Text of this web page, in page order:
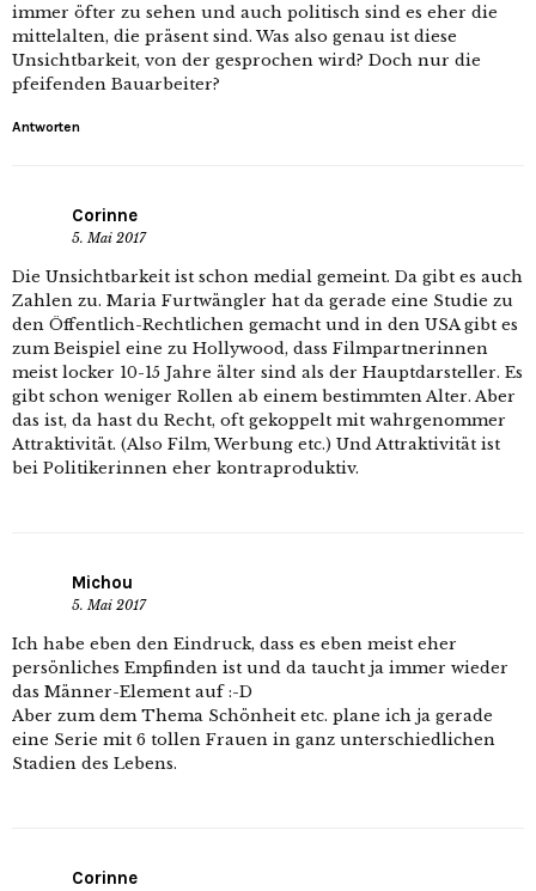
immer öfter zu sehen und auch politisch sind es eher die
mittelalten, die präsent sind. Was also genau ist diese
Unsichtbarkeit, von der gesprochen wird? Doch nur die
pfeifenden Bauarbeiter?
Antworten
Corinne
5. Mai 2017
Die Unsichtbarkeit ist schon medial gemeint. Da gibt es auch
Zahlen zu. Maria Furtwängler hat da gerade eine Studie zu
den Öffentlich-Rechtlichen gemacht und in den USA gibt es
zum Beispiel eine zu Hollywood, dass Filmpartnerinnen
meist locker 10-15 Jahre älter sind als der Hauptdarsteller. Es
gibt schon weniger Rollen ab einem bestimmten Alter. Aber
das ist, da hast du Recht, oft gekoppelt mit wahrgenommer
Attraktivität. (Also Film, Werbung etc.) Und Attraktivität ist
bei Politikerinnen eher kontraproduktiv.
Michou
5. Mai 2017
Ich habe eben den Eindruck, dass es eben meist eher
persönliches Empfinden ist und da taucht ja immer wieder
das Männer-Element auf :-D
Aber zum dem Thema Schönheit etc. plane ich ja gerade
eine Serie mit 6 tollen Frauen in ganz unterschiedlichen
Stadien des Lebens.
Corinne